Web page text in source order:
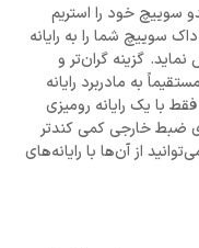
سوییچ خود را استریم
سوییچ شما را به رایانه
گزینه گران‌تر و
به مادربرد رایانه
با یک رایانه رومیزی
ضبط خارجی کمی کندتر
از آن‌ها با رایانه‌های